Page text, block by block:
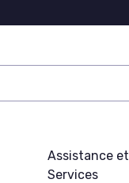
Assistance et
Services